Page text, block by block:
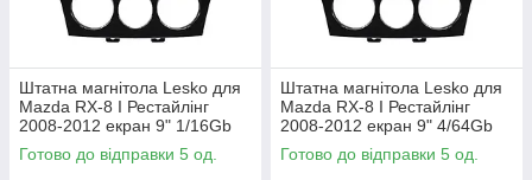
Штатна магнітола Lesko для
Mazda RX-8 I Рестайлінг
2008-2012 екран 9" 1/16Gb
Wi-Fi GPS Base
Готово до відправки 5 од.
Штатна магнітола Lesko для
Mazda RX-8 I Рестайлінг
2008-2012 екран 9" 4/64Gb
4G Wi-Fi GPS Top
Готово до відправки 5 од.